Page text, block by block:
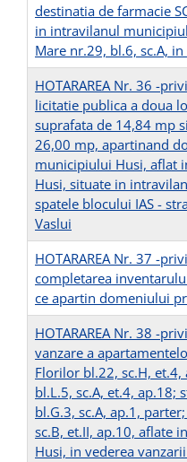
destinatia de farmacie
in intravilanul
Mare nr.29, bl.6, sc.A,
HOTARAREA Nr. 36 -
licitatie publica a doua
suprafata de 14,84 mp
26,00 mp, apartinand
municipiului Husi, aflat
Husi, situate in
spatele blocului IAS -
Vaslui
HOTARAREA Nr. 37 -
completarea
ce apartin domeniului
HOTARAREA Nr. 38 -
vanzare a
Florilor bl.22, sc.H, et.4,
bl.L.5, sc.A, et.4, ap.18;
bl.G.3, sc.A, ap.1,
sc.B, et.II, ap.10, aflate
Husi, in vederea